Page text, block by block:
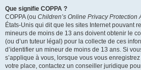
Que signifie COPPA ?
COPPA (ou Children’s Online Privacy Protection
États-Unis qui dit que les sites Internet pouvant
mineurs de moins de 13 ans doivent obtenir le
(ou d’un tuteur légal) pour la collecte de ces
d’identifier un mineur de moins de 13 ans. Si
s’applique à vous, lorsque vous vous
votre place, contactez un conseiller juridique